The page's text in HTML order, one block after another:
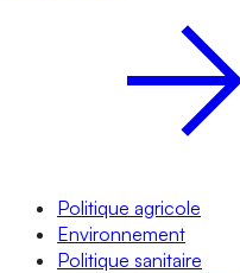
Politique agricole
Environnement
Politique sanitaire